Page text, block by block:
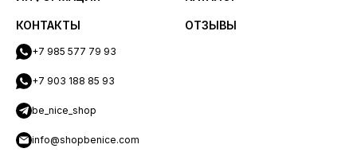
КОНТАКТЫ
+7 985 577 79 93
+7 903 188 85 93
be_nice_shop
info@shopbenice.com
ОТЗЫВЫ